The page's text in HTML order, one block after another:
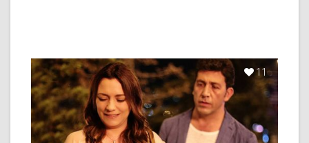
11